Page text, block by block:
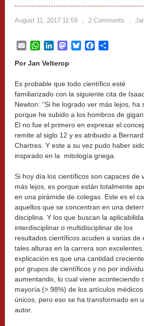
August 11, 2017 11:59 , 2 Comments ,
EmailWhatsApp
LinkedInMastodon
BlueskyFacebook
Por Jan Velterop
Es probable que todo científico esté
familiarizado con la siguiente cita de
Newton: “Si he logrado ver más lejos, ha
porque he subido a los hombros de
El no fue el primero en expresar el
remite al siglo 12 y es atribuido a
Chartres. Y este a su vez pudo haber
inspirado en la mitología griega.
Si hoy día los científicos son capaces de
más lejos, es porque están totalmente
en una pirámide de colegas. Este es el
aquellos que se concentran en una
disciplina. Y los que buscan la
interdisciplinar o multidisciplinar de los
resultados científicos acuden a varias
tales alturas en la carrera son
explicación es que una cantidad
por grupos de científicos y no por
aumentando, lo cual viene aconteciendo
mayoría (> 98%) de los artículos
únicos, pero eso se ha transformado en
autor.